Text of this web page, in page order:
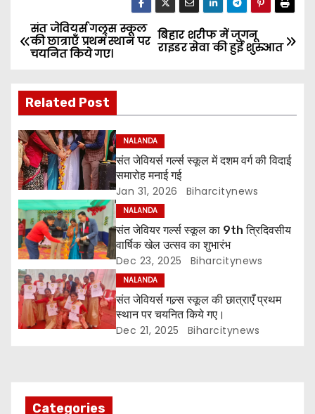
P
s
t
n
a
v
i
g
a
t
o
बिहार शरीफ में जुगनू
राइडर सेवा की हुई शुरुआत
संत जेवियर्स गल्र्स स्कूल
की छात्र‌ाएँ प्रथम स्थान पर
चयनित किये गए।
Related Post
NALANDA
संत जेवियर्स गर्ल्स स्कूल में दशम वर्ग की विदाई
समारोह मनाई गई
Jan 31, 2026 Biharcitynews
NALANDA
संत जेवियर गर्ल्स स्कूल का 9th त्रिदिवसीय
वार्षिक खेल उत्सव का शुभारंभ
Dec 23, 2025 Biharcitynews
NALANDA
संत जेवियर्स गल्र्स स्कूल की छात्र‌ाएँ प्रथम
स्थान पर चयनित किये गए।
Dec 21, 2025 Biharcitynews
Categories